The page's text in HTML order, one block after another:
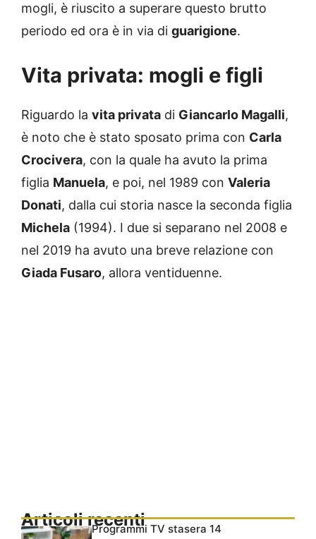
mogli, è riuscito a superare questo brutto
periodo ed ora è in via di guarigione.
Vita privata: mogli e figli
Riguardo la vita privata di Giancarlo Magalli,
è noto che è stato sposato prima con Carla
Crocivera, con la quale ha avuto la prima
figlia Manuela, e poi, nel 1989 con Valeria
Donati, dalla cui storia nasce la seconda figlia
Michela (1994). I due si separano nel 2008 e
nel 2019 ha avuto una breve relazione con
Giada Fusaro, allora ventiduenne.
Articoli recentiProgrammi TV stasera 14